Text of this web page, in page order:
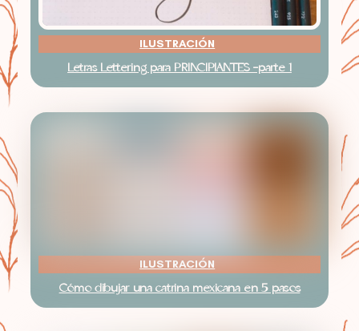
ILUSTRACIÓN
Letras Lettering para PRINCIPIANTES -parte 1
ILUSTRACIÓN
Cómo dibujar una catrina mexicana en 5 pasos